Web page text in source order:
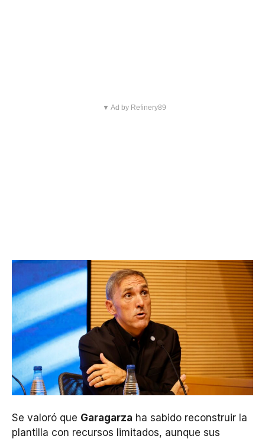
▼ Ad by Refinery89
Se valoró que Garagarza ha sabido reconstruir la
plantilla con recursos limitados, aunque sus